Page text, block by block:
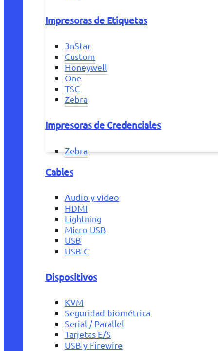
Impresoras de Etiquetas
3nStar
Custom
Honeywell
One
TSC
Zebra
Impresoras de Credenciales
Zebra
Cables
Audio y vídeo
HDMI
Lightning
Micro USB
USB
USB-C
Dispositivos
KVM
Seguridad biométrica
Serial / Parallel
Tarjetas E/S
USB y Firewire